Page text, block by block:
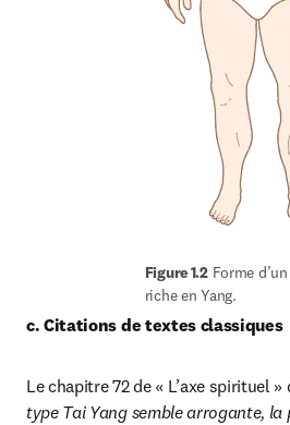
Figure 1.2 Forme
riche en Yang.
c. Citations de textes classiques
Le chapitre 72 de « L’axe spirituel »
type Tai Yang semble arrogante, la